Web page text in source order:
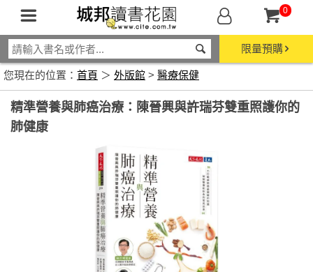
0
限量預購
您現在的位置： 首頁 ＞ 外版館 > 醫療保健
精準營養與肺癌治療：陳晉興與許瑞芬雙重照護你的
肺健康